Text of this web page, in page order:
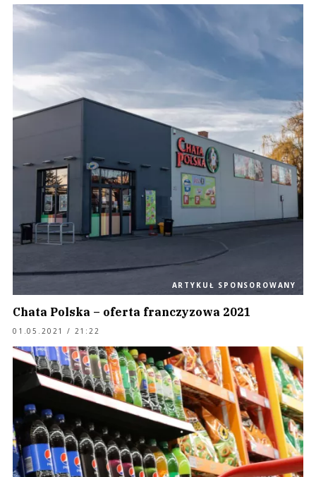
ARTYKUŁ SPONSOROWANY
Chata Polska – oferta franczyzowa 2021
01.05.2021 / 21:22